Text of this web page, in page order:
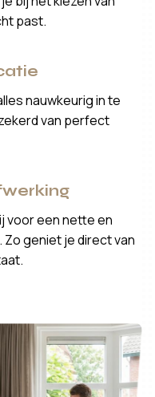
past.
nauwkeurig in te
van perfect
voor een nette en
geniet je direct van